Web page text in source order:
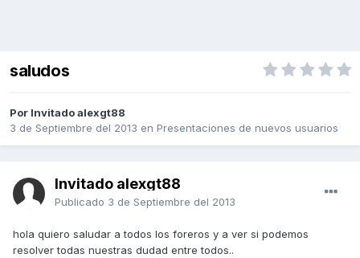
saludos
Por Invitado alexgt88
3 de Septiembre del 2013 en Presentaciones de nuevos usuarios
Invitado alexgt88
Publicado 3 de Septiembre del 2013
hola quiero saludar a todos los foreros y a ver si podemos
resolver todas nuestras dudad entre todos..